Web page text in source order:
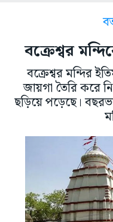
বক্রেশ্বর
বক্রেশ্বর মন্দির
জায়গা তৈরি করে
ছড়িয়ে পড়েছে।